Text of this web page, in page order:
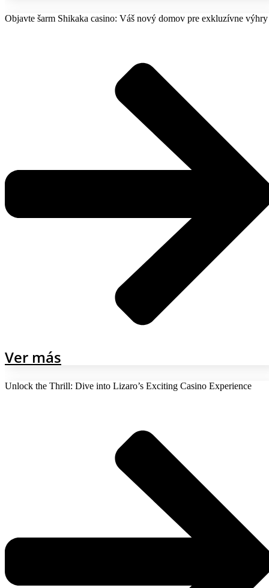
Objavte šarm Shikaka casino: Váš nový domov pre exkluzívne výhry
Ver más
Unlock the Thrill: Dive into Lizaro’s Exciting Casino Experience